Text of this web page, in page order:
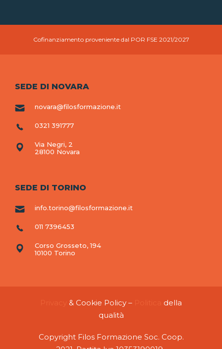
Cofinanziamento proveniente dal POR FSE 2021/2027
SEDE DI NOVARA
novara@filosformazione.it
0321 391777
Via Negri, 2
28100 Novara
SEDE DI TORINO
info.torino@filosformazione.it
011 7396453
Corso Grosseto, 194
10100 Torino
& Cookie Policy –
della
qualità
Copyright Filos Formazione Soc. Coop.